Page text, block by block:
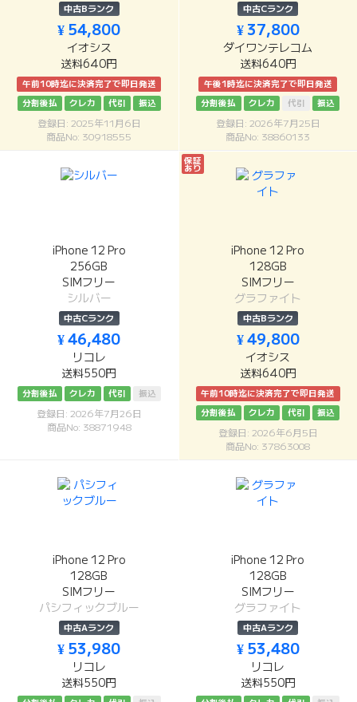
中古Bランク
¥ 54,800
イオシス
送料640円
午前10時迄に決済完了で即日発送
分割後払
クレカ 代引 振込
登録日: 2025年11月6日
商品No: 30918555
中古Cランク
¥ 37,800
ダイワンテレコム
送料640円
午後1時迄に決済完了で即日発送
分割後払
クレカ 代引 振込
登録日: 2026年7月25日
商品No: 38860133
iPhone 12 Pro
256GB
SIMフリー
シルバー
中古Cランク
¥ 46,480
リコレ
送料550円
分割後払 クレカ 代引 振込
登録日: 2026年7月26日
商品No: 38871948
保証
あり
iPhone 12 Pro
128GB
SIMフリー
グラファイト
中古Bランク
¥ 49,800
イオシス
送料640円
午前10時迄に決済完了で即日発送
分割後払
クレカ 代引 振込
登録日: 2026年6月5日
商品No: 37863008
iPhone 12 Pro
128GB
SIMフリー
パシフィックブルー
中古Aランク
¥ 53,980
リコレ
送料550円
iPhone 12 Pro
128GB
SIMフリー
グラファイト
中古Aランク
¥ 53,480
リコレ
送料550円